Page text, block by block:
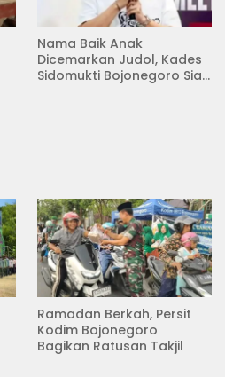
Nama Baik Anak
Dicemarkan Judol, Kades
Sidomukti Bojonegoro Siap
Ramadan Berkah, Persit
Kodim Bojonegoro
Bagikan Ratusan Takjil